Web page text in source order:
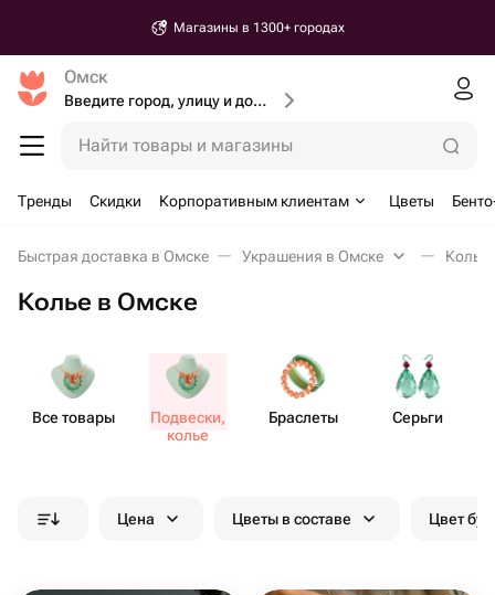
Магазины в 1300+ городах
Омск
Введите город, улицу и дом доставки
Найти товары и магазины
Тренды Скидки Корпоративным клиентам Цветы
Быстрая доставка в Омске Украшения в Омске Колье
Колье в Омске
Все товары
Подвески,
колье
Браслеты Серьги
Цена Цветы в составе Цвет